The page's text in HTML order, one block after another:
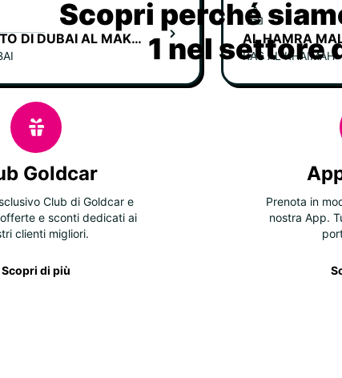
AEROPORTO DI DUBAI AL MAKTOUM
RAS AL KHAIMAH
Scopri perché
1 nel settore
Goldcar
Club di Goldcar e
e sconti dedicati ai
clienti migliori.
Scopri di più
Prenota in
nostra App.